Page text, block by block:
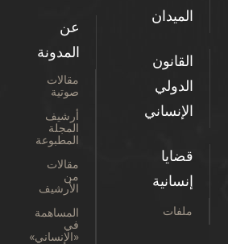
الميدان
القانون
الدولي
الإنساني
قضايا
إنسانية
ملفات
عن
المدونة
مقالات
صوتية
أرشيف
المجلة
المطبوعة
مقالات
من
الأرشيف
المساهمة
في
«الإنساني»